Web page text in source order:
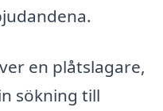
en plåtslagare,
sökning till